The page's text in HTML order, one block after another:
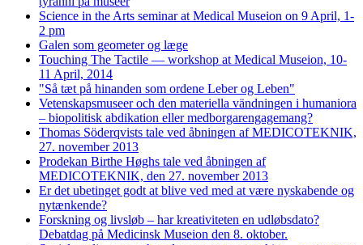
Science in the Arts seminar at Medical Museion on 9 April, 1-
2 pm
Galen som geometer og læge
Touching The Tactile — workshop at Medical Museion, 10-
11 April, 2014
"Så tæt på hinanden som ordene Leber og Leben"
Vetenskapsmuseer och den materiella vändningen i humaniora
– biopolitisk abdikation eller medborgarengagemang?
Thomas Söderqvists tale ved åbningen af MEDICOTEKNIK,
27. november 2013
Prodekan Birthe Høghs tale ved åbningen af
MEDICOTEKNIK, den 27. november 2013
Er det ubetinget godt at blive ved med at være nyskabende og
nytænkende?
Forskning og livsløb – har kreativiteten en udløbsdato?
Debatdag på Medicinsk Museion den 8. oktober.